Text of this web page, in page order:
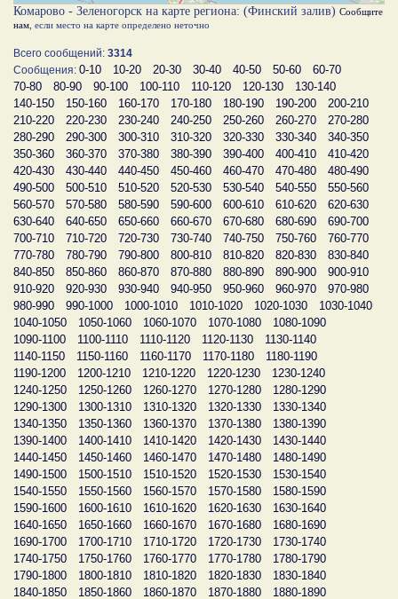
Комарово - Зеленогорск на карте региона: (Финский залив) Сообщите
нам , если место на карте определено неточно
Всего сообщений: 3314
Сообщения: 0-10 10-20 20-30 30-40 40-50 50-60
60-70
70-80
80-90 90-100 100-110 110-120 120-130
130-140
140-150
150-160 160-170 170-180 180-190 190-200
200-210
210-220
220-230 230-240 240-250 250-260 260-270
270-280
280-290
290-300 300-310 310-320 320-330 330-340
340-350
350-360
360-370 370-380 380-390 390-400 400-410
410-420
420-430
430-440 440-450 450-460 460-470 470-480
480-490
490-500
500-510 510-520 520-530 530-540 540-550
550-560
560-570
570-580 580-590 590-600 600-610 610-620
620-630
630-640
640-650 650-660 660-670 670-680 680-690
690-700
700-710
710-720 720-730 730-740 740-750 750-760
760-770
770-780
780-790 790-800 800-810 810-820 820-830
830-840
840-850
850-860 860-870 870-880 880-890 890-900
900-910
910-920
920-930 930-940 940-950 950-960 960-970
970-980
980-990
990-1000 1000-1010 1010-1020 1020-1030
1030-1040
1040-1050
1050-1060 1060-1070 1070-1080
1080-1090
1090-1100
1100-1110 1110-1120 1120-1130
1130-1140
1140-1150
1150-1160 1160-1170 1170-1180
1180-1190
1190-1200
1200-1210 1210-1220 1220-1230
1230-1240
1240-1250
1250-1260 1260-1270 1270-1280
1280-1290
1290-1300
1300-1310 1310-1320 1320-1330
1330-1340
1340-1350
1350-1360 1360-1370 1370-1380
1380-1390
1390-1400
1400-1410 1410-1420 1420-1430
1430-1440
1440-1450
1450-1460 1460-1470 1470-1480
1480-1490
1490-1500
1500-1510 1510-1520 1520-1530
1530-1540
1540-1550
1550-1560 1560-1570 1570-1580
1580-1590
1590-1600
1600-1610 1610-1620 1620-1630
1630-1640
1640-1650
1650-1660 1660-1670 1670-1680
1680-1690
1690-1700
1700-1710 1710-1720 1720-1730
1730-1740
1740-1750
1750-1760 1760-1770 1770-1780
1780-1790
1790-1800
1800-1810 1810-1820 1820-1830
1830-1840
1840-1850
1850-1860 1860-1870 1870-1880
1880-1890